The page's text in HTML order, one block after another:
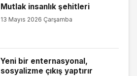
Mutlak insanlık şehitleri
13 Mayıs 2026 Çarşamba
Yeni bir enternasyonal,
sosyalizme çıkış yaptırır